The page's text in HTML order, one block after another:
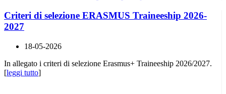
Criteri di selezione ERASMUS Traineeship 2026-
2027
18-05-2026
In allegato i criteri di selezione Erasmus+ Traineeship 2026/2027.
[leggi tutto]